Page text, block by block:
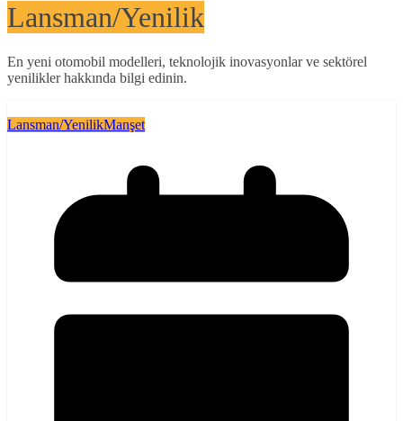
Lansman/Yenilik
En yeni otomobil modelleri, teknolojik inovasyonlar ve sektörel
yenilikler hakkında bilgi edinin.
Lansman/YenilikManşet